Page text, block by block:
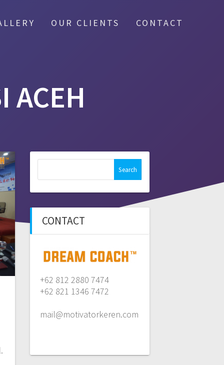
OUR CLIENTS CONTACT
ACEH
CONTACT
+62 812 2880 7474
+62 821 1346 7472
mail@motivatorkeren.com